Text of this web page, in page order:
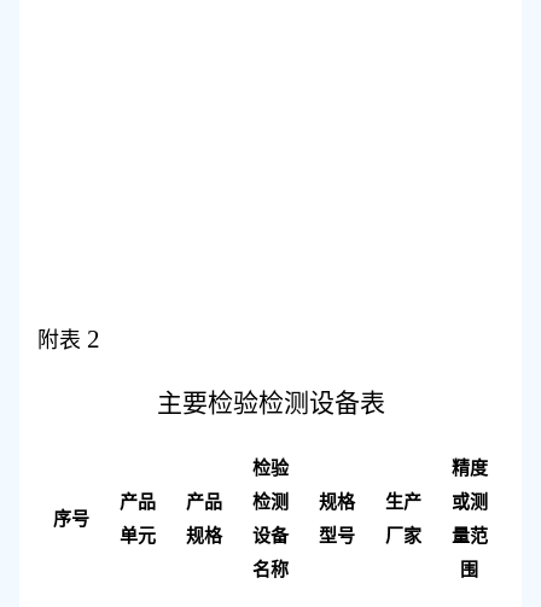
附表 2
主要检验检测设备表
序号
产品
单元
产品
规格
检验
检测
设备
名称
规格
型号
生产
厂家
精度
或测
量范
围